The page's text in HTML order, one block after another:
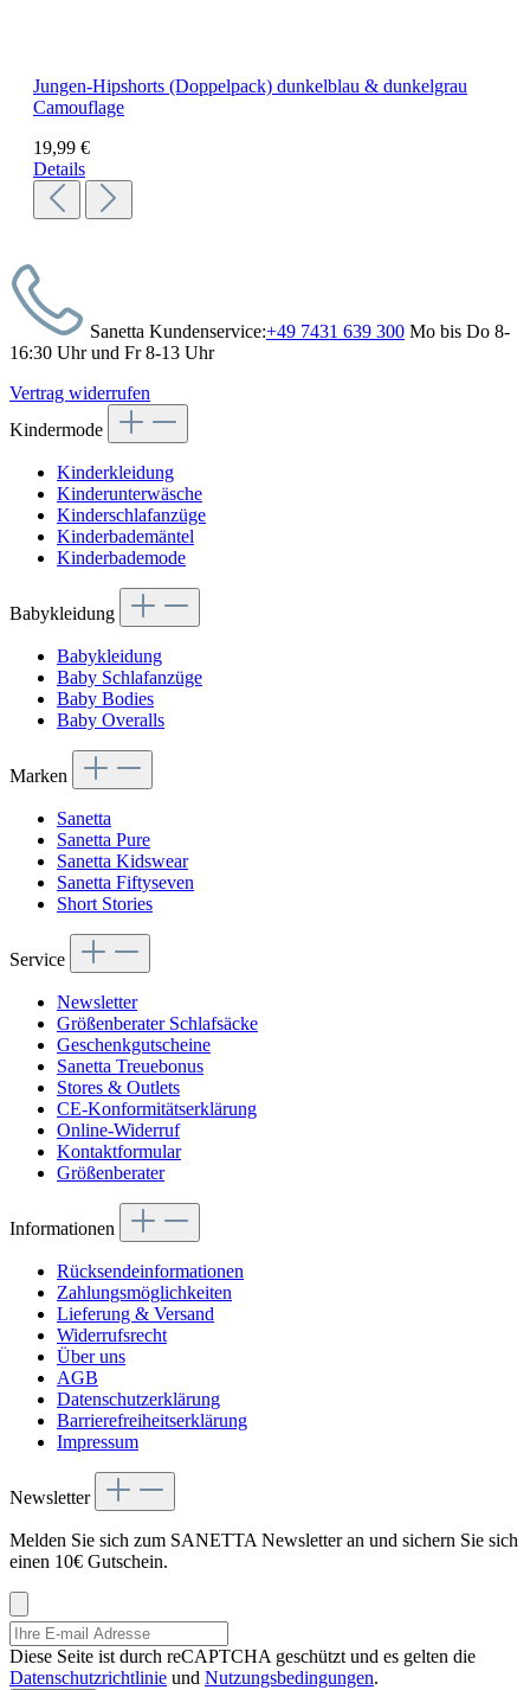
Jungen-Hipshorts (Doppelpack) dunkelblau & dunkelgrau
Camouflage
19,99 €
Details
Sanetta Kundenservice:+49 7431 639 300 Mo bis Do 8-
16:30 Uhr und Fr 8-13 Uhr
Vertrag widerrufen
Kindermode
Kinderkleidung
Kinderunterwäsche
Kinderschlafanzüge
Kinderbademäntel
Kinderbademode
Babykleidung
Babykleidung
Baby Schlafanzüge
Baby Bodies
Baby Overalls
Marken
Sanetta
Sanetta Pure
Sanetta Kidswear
Sanetta Fiftyseven
Short Stories
Service
Newsletter
Größenberater Schlafsäcke
Geschenkgutscheine
Sanetta Treuebonus
Stores & Outlets
CE-Konformitätserklärung
Online-Widerruf
Kontaktformular
Größenberater
Informationen
Rücksendeinformationen
Zahlungsmöglichkeiten
Lieferung & Versand
Widerrufsrecht
Über uns
AGB
Datenschutzerklärung
Barrierefreiheitserklärung
Impressum
Newsletter
Melden Sie sich zum SANETTA Newsletter an und sichern Sie sich
einen 10€ Gutschein.
Diese Seite ist durch reCAPTCHA geschützt und es gelten die
Datenschutzrichtlinie und Nutzungsbedingungen.